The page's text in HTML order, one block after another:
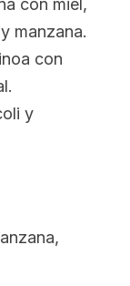
con miel,
y manzana.
con
y